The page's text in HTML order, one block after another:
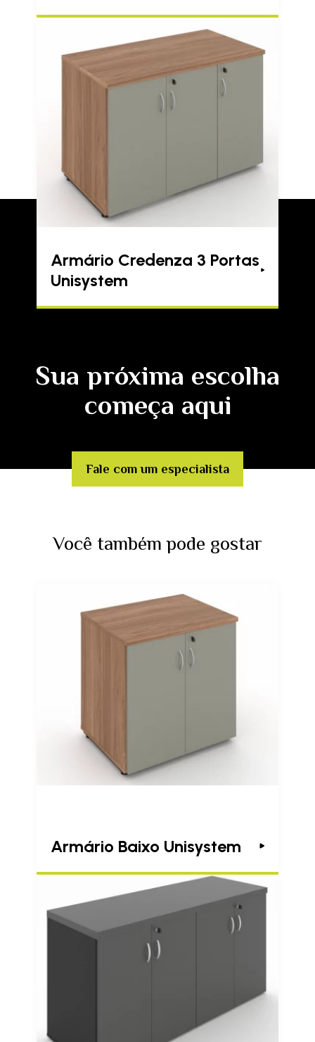
Armário Credenza 3 Portas
Unisystem
Sua próxima escolha
começa aqui
Fale com um especialista
Você também pode gostar
Armário Baixo Unisystem